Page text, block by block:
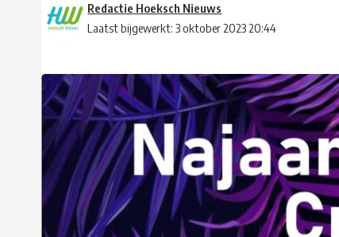
Laatst bijgewerkt: 3 oktober 2023 20:44
Redactie Hoeksch Nieuws